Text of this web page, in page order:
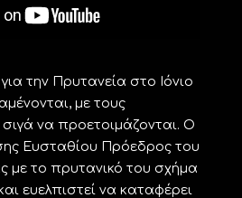
την Πρυτανεία στο Ιόνιο
με τους
να προετοιμάζονται. Ο
Ευσταθίου Πρόεδρος του
με το πρυτανικό του σχήμα
ευελπιστεί να καταφέρει